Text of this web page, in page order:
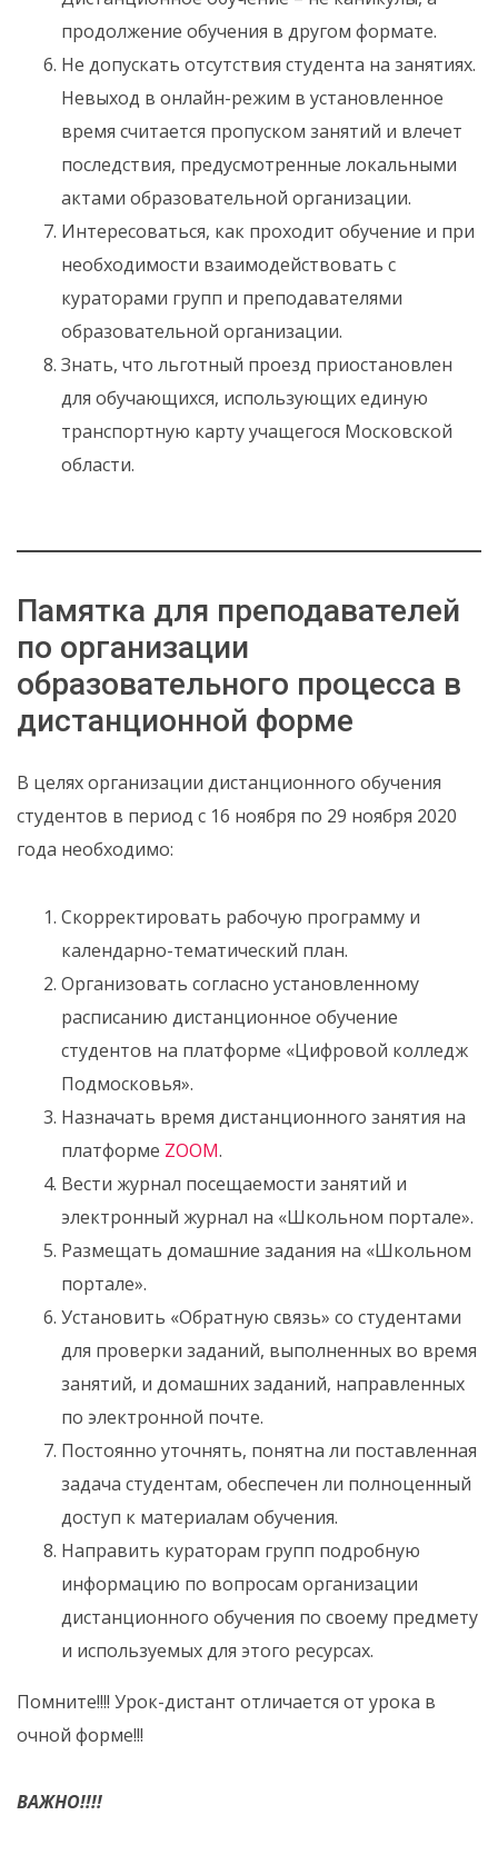
продолжение обучения в другом формате.
Не допускать отсутствия студента на занятиях.
Невыход в онлайн-режим в установленное
время считается пропуском занятий и влечет
последствия, предусмотренные локальными
актами образовательной организации.
Интересоваться, как проходит обучение и при
необходимости взаимодействовать с
кураторами групп и преподавателями
образовательной организации.
Знать, что льготный проезд приостановлен
для обучающихся, использующих единую
транспортную карту учащегося Московской
области.
Памятка для преподавателей
по организации
образовательного процесса в
дистанционной форме
В целях организации дистанционного обучения
студентов в период с 16 ноября по 29 ноября 2020
года необходимо:
Скорректировать рабочую программу и
календарно-тематический план.
Организовать согласно установленному
расписанию дистанционное обучение
студентов на платформе «Цифровой колледж
Подмосковья».
Назначать время дистанционного занятия на
платформе ZOOM.
Вести журнал посещаемости занятий и
электронный журнал на «Школьном портале».
Размещать домашние задания на «Школьном
портале».
Установить «Обратную связь» со студентами
для проверки заданий, выполненных во время
занятий, и домашних заданий, направленных
по электронной почте.
Постоянно уточнять, понятна ли поставленная
задача студентам, обеспечен ли полноценный
доступ к материалам обучения.
Направить кураторам групп подробную
информацию по вопросам организации
дистанционного обучения по своему предмету
и используемых для этого ресурсах.
Помните!!!! Урок-дистант отличается от урока в
очной форме!!!
ВАЖНО!!!!